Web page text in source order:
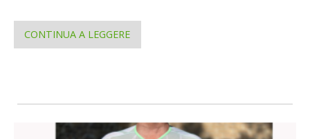
CONTINUA A LEGGERE